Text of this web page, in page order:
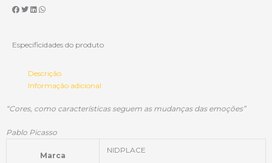
Especificidades do produto
Descrição
Informação adicional
“Cores, como características seguem as mudanças das emoções”
Pablo Picasso
Marca
NIDPLACE